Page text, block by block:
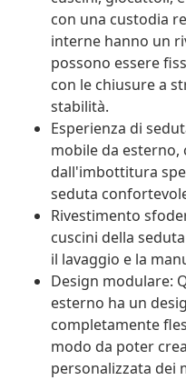
con una custodia
interne hanno un
possono essere
con le chiusure a
stabilità.
Esperienza di
mobile da esterno,
dall'imbottitura
seduta
Rivestimento
cuscini della
il lavaggio e la
Design modulare:
esterno ha un
completamente
modo da poter
personalizzata dei